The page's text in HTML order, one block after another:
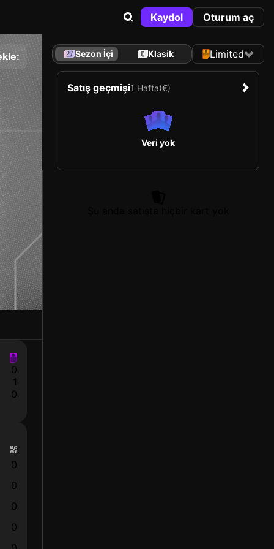
Kaydol Oturum aç
0
1
0
0
0
0
0
Sezon İçi Klasik Limited
Satış geçmişi1 Hafta(€)
Veri yok